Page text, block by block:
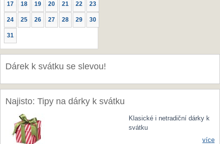
17 18 19 20 21 22 23
24 25 26 27 28 29 30
31
Dárek k svátku se slevou!
Najisto: Tipy na dárky k svátku
Klasické i netradiční dárky k
svátku
více